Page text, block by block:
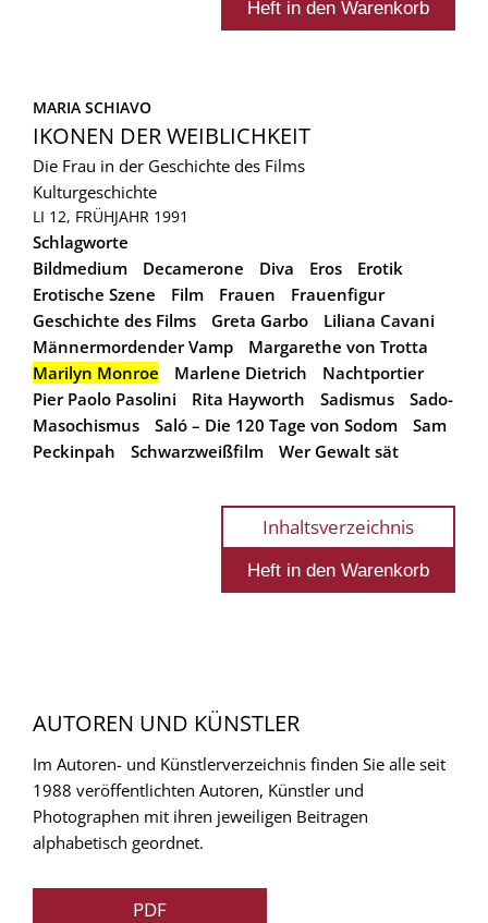
MARIA SCHIAVO
IKONEN DER WEIBLICHKEIT
Die Frau in der Geschichte des Films
Kulturgeschichte
LI 12, FRÜHJAHR 1991
Schlagworte
Bildmedium
Decamerone Diva Eros
Erotik
Erotische Szene
Film Frauen
Frauenfigur
Geschichte des Films
Greta Garbo
Liliana Cavani
Männermordender Vamp
Margarethe von Trotta
Marilyn Monroe
Marlene Dietrich
Nachtportier
Pier Paolo Pasolini
Rita Hayworth Sadismus
Sado-
Masochismus
Saló – Die 120 Tage von Sodom
Sam
Peckinpah
Schwarzweißfilm Wer Gewalt sät
Inhaltsverzeichnis
AUTOREN UND KÜNSTLER
Im Autoren- und Künstlerverzeichnis finden Sie alle seit
1988 veröffentlichten Autoren, Künstler und
Photographen mit ihren jeweiligen Beitragen
alphabetisch geordnet.
PDF